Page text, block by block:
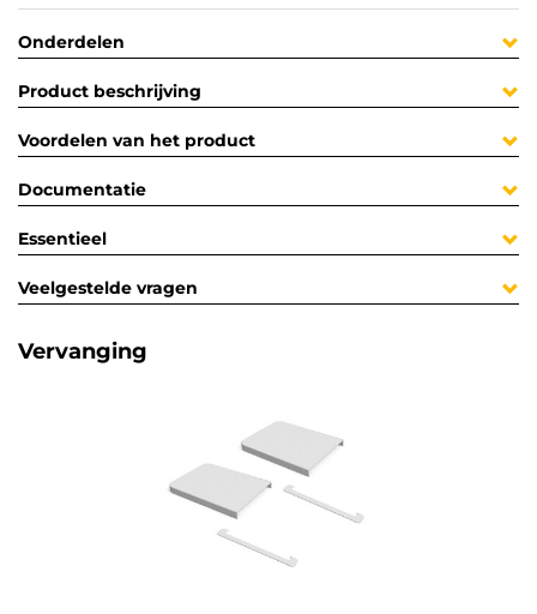
Onderdelen
Product beschrijving
Voordelen van het product
Documentatie
Essentieel
Veelgestelde vragen
Vervanging